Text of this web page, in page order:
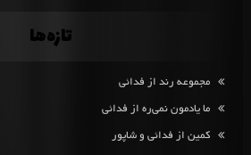
تازه‌ها
مجموعه رند از فدائی
ما یادمون نمی‌ره از فدائی
کمین از فدائی و شاپور